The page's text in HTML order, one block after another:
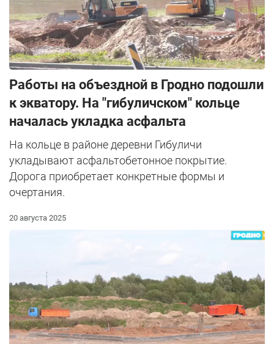
Работы на объездной в Гродно подошли
к экватору. На "гибуличском" кольце
началась укладка асфальта
На кольце в районе деревни Гибуличи
укладывают асфальтобетонное покрытие.
Дорога приобретает конкретные формы и
очертания.
20 августа 2025